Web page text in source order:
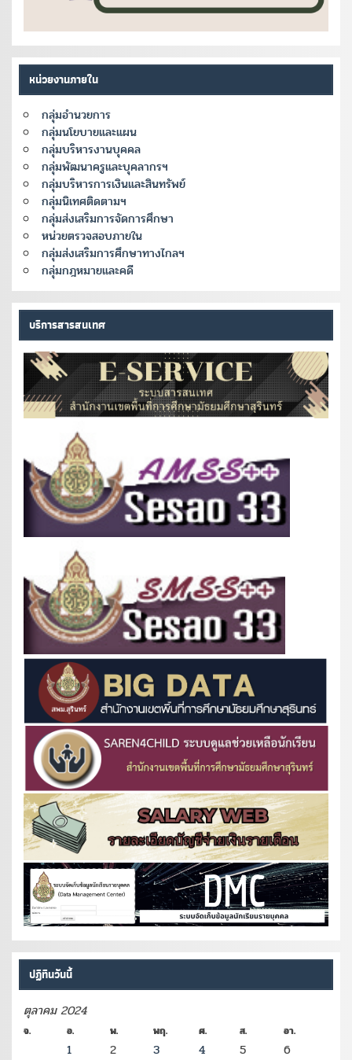
หน่วยงานภายใน
กลุ่มอำนวยการ
กลุ่มนโยบายและแผน
กลุ่มบริหารงานบุคคล
กลุ่มพัฒนาครูและบุคลากรฯ
กลุ่มบริหารการเงินและสินทรัพย์
กลุ่มนิเทศติดตามฯ
กลุ่มส่งเสริมการจัดการศึกษา
หน่วยตรวจสอบภายใน
กลุ่มส่งเสริมการศึกษาทางไกลฯ
กลุ่มกฎหมายและคดี
บริการสารสนเทศ
ปฏิทินวันนี้
ตุลาคม 2024
จ. อ. พ. พฤ. ศ. ส. อา.
1 2 3 4 5
6